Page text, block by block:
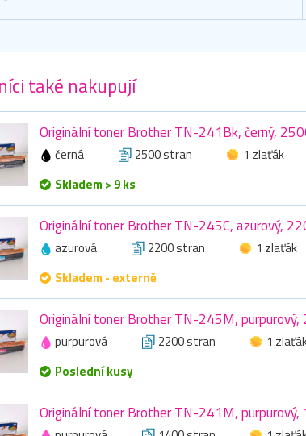
také nakupují
Originální toner Brother TN-241Bk, černý,
černá 2500 stran
1 zlaťák
Skladem > 9 ks
Originální toner Brother TN-245C, azurový,
azurová 2200 stran
1 zlaťák
Skladem - externě
Originální toner Brother TN-245M,
purpurová 2200 stran
1
Poslední kusy
Originální toner Brother TN-241M,